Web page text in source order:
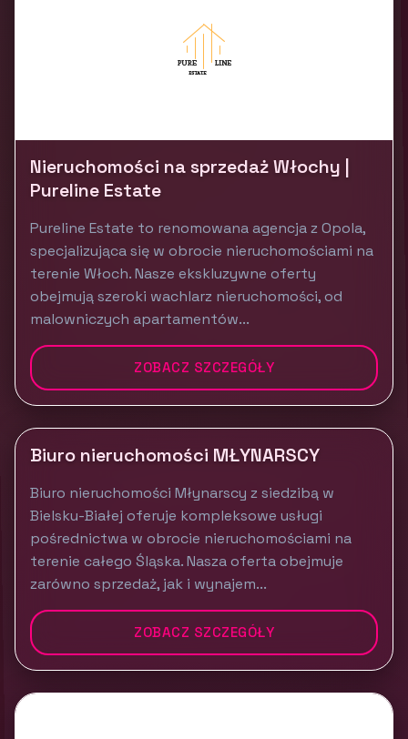
Nieruchomości na sprzedaż Włochy |
Pureline Estate
Pureline Estate to renomowana agencja z Opola,
specjalizująca się w obrocie nieruchomościami na
terenie Włoch. Nasze ekskluzywne oferty
obejmują szeroki wachlarz nieruchomości, od
malowniczych apartamentów...
ZOBACZ SZCZEGÓŁY
Biuro nieruchomości MŁYNARSCY
Biuro nieruchomości Młynarscy z siedzibą w
Bielsku-Białej oferuje kompleksowe usługi
pośrednictwa w obrocie nieruchomościami na
terenie całego Śląska. Nasza oferta obejmuje
zarówno sprzedaż, jak i wynajem...
ZOBACZ SZCZEGÓŁY